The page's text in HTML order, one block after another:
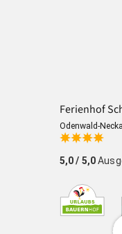
Ferienhof
Odenwald-
5,0/ 5,0